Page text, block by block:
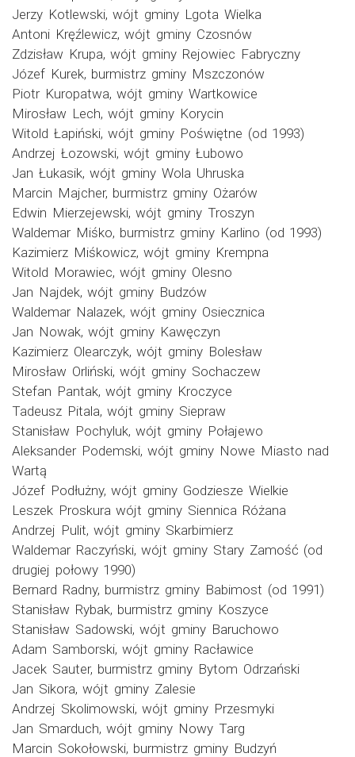
Jerzy Kotlewski, wójt gminy Lgota Wielka
Antoni Kręźlewicz, wójt gminy Czosnów
Zdzisław Krupa, wójt gminy Rejowiec Fabryczny
Józef Kurek, burmistrz gminy Mszczonów
Piotr Kuropatwa, wójt gminy Wartkowice
Mirosław Lech, wójt gminy Korycin
Witold Łapiński, wójt gminy Poświętne (od 1993)
Andrzej Łozowski, wójt gminy Łubowo
Jan Łukasik, wójt gminy Wola Uhruska
Marcin Majcher, burmistrz gminy Ożarów
Edwin Mierzejewski, wójt gminy Troszyn
Waldemar Miśko, burmistrz gminy Karlino (od 1993)
Kazimierz Miśkowicz, wójt gminy Krempna
Witold Morawiec, wójt gminy Olesno
Jan Najdek, wójt gminy Budzów
Waldemar Nalazek, wójt gminy Osiecznica
Jan Nowak, wójt gminy Kawęczyn
Kazimierz Olearczyk, wójt gminy Bolesław
Mirosław Orliński, wójt gminy Sochaczew
Stefan Pantak, wójt gminy Kroczyce
Tadeusz Pitala, wójt gminy Siepraw
Stanisław Pochyluk, wójt gminy Połajewo
Aleksander Podemski, wójt gminy Nowe Miasto nad
Wartą
Józef Podłużny, wójt gminy Godziesze Wielkie
Leszek Proskura wójt gminy Siennica Różana
Andrzej Pulit, wójt gminy Skarbimierz
Waldemar Raczyński, wójt gminy Stary Zamość (od
drugiej połowy 1990)
Bernard Radny, burmistrz gminy Babimost (od 1991)
Stanisław Rybak, burmistrz gminy Koszyce
Stanisław Sadowski, wójt gminy Baruchowo
Adam Samborski, wójt gminy Racławice
Jacek Sauter, burmistrz gminy Bytom Odrzański
Jan Sikora, wójt gminy Zalesie
Andrzej Skolimowski, wójt gminy Przesmyki
Jan Smarduch, wójt gminy Nowy Targ
Marcin Sokołowski, burmistrz gminy Budzyń